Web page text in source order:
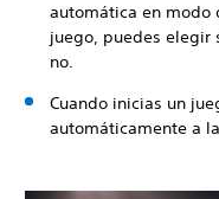
automática en modo
juego, puedes elegir
no.
Cuando inicias un
automáticamente a